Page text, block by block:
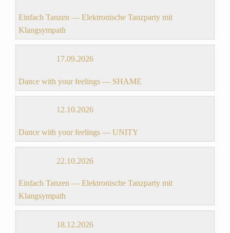
Einfach Tanzen — Elektronische Tanzparty mit
Klangsympath
17.09.2026
Dance with your feelings — SHAME
12.10.2026
Dance with your feelings — UNITY
22.10.2026
Einfach Tanzen — Elektronische Tanzparty mit
Klangsympath
18.12.2026